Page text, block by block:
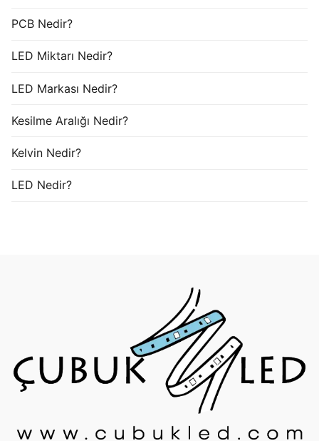
PCB Nedir?
LED Miktarı Nedir?
LED Markası Nedir?
Kesilme Aralığı Nedir?
Kelvin Nedir?
LED Nedir?